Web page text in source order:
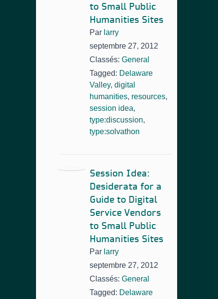
to Small Public
Humanities Sites
Par larry
septembre 27, 2012
Classés: General
Tagged: Delaware
Valley, digital
humanities, resources,
session idea,
type:discussion,
type:solvathon
Session Idea:
Desiderata for a
Guide to Digital
Service Vendors
to Small Public
Humanities Sites
Par larry
septembre 27, 2012
Classés: General
Tagged: Delaware